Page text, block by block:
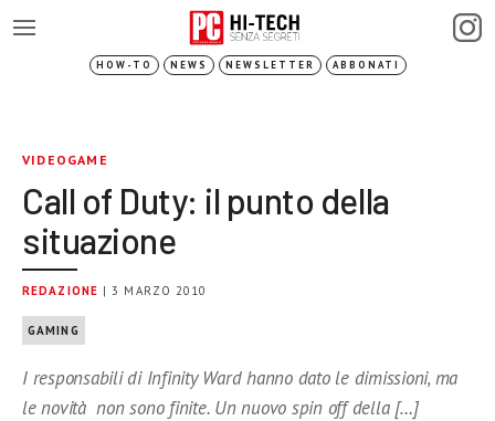
HOW-TO NEWS NEWSLETTER ABBONATI
VIDEOGAME
Call of Duty: il punto della
situazione
REDAZIONE | 3 MARZO 2010
GAMING
I responsabili di Infinity Ward hanno dato le dimissioni, ma
le novità non sono finite. Un nuovo spin off della […]